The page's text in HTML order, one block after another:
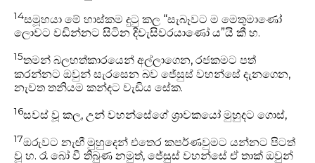
14සමූහයා මේ හාස්කම දුටු කල “සැබෑවට ම මෙතුමාණෝ
ලොවට වඩින්නට සිටින දිවැසිවරයාණෝ ය”යි කී හ.
15තමන් බලහත්කාරයෙන් අල්ලාගෙන, රජකමට පත්
කරන්නට ඔවුන් සැරසෙන බව ජේසුස් වහන්සේ දැනගෙන,
නැවත තනියම කන්දට වැඩිය සේක.
16සවස් වූ කල, උන් වහන්සේගේ ශ්‍රාවකයෝ මුහුදට ගොස්,
17ඔරුවට නැඟී මුහුදෙන් එතෙර‍ කපර්ණවුමට යන්නට පිටත්
වූ හ. රෑ බෝ වී තිබුණ නමුත්, ජේසුස් වහන්සේ ඒ තාක් ඔවුන්